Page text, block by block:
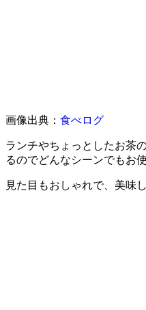
画像出典： 食べログ
ランチやちょっとしたお茶
るのでどんなシーンでもお
見た目もおしゃれで、美味